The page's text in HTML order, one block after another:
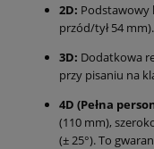
2D: Podstawowy
przód/tył 54 mm).
3D: Dodatkowa
przy pisaniu na
4D (Pełna
(110 mm),
(± 25°). To